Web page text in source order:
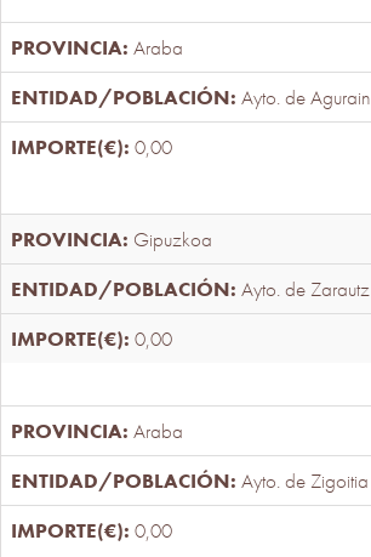
Araba
Ayto. de Agurain
0,00
Gipuzkoa
Ayto. de Zarautz
0,00
Araba
Ayto. de Zigoitia
0,00